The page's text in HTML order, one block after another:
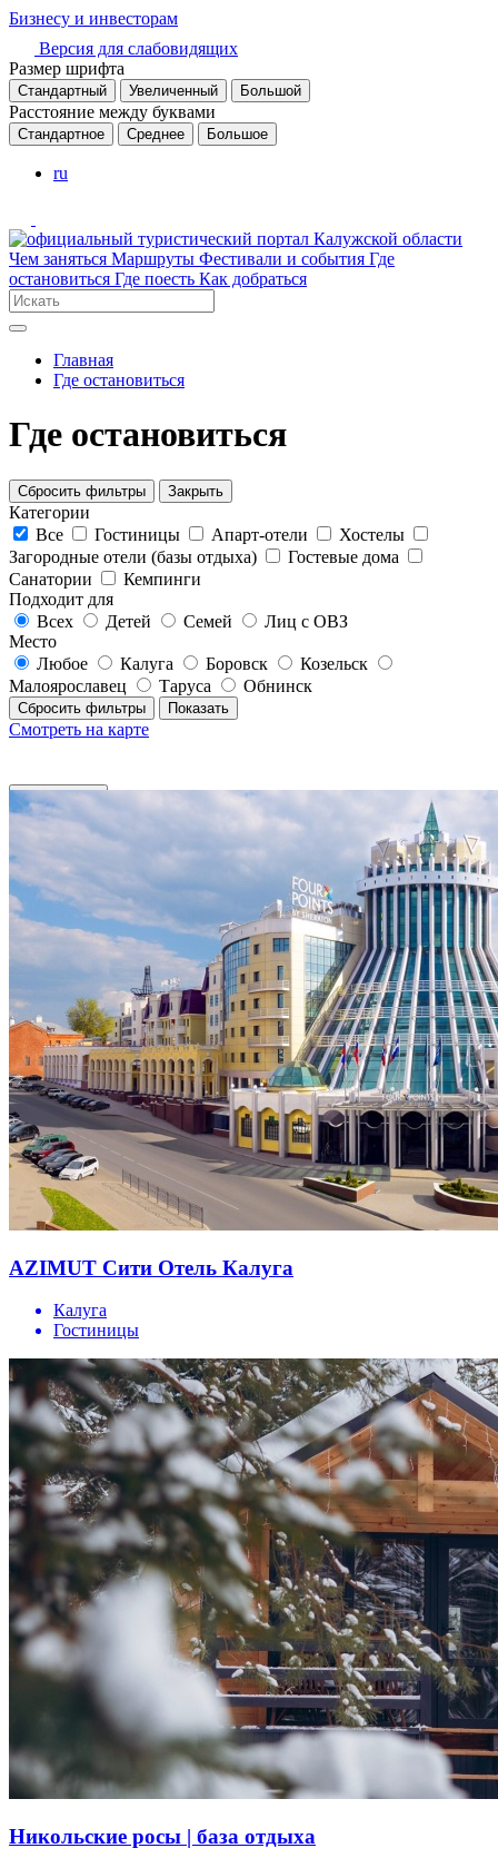
Бизнесу и инвесторам
Версия для слабовидящих
Размер шрифта
Стандартный Увеличенный Большой
Расстояние между буквами
Стандартное Среднее Большое
ru
Чем заняться Маршруты Фестивали и события Где
остановиться Где поесть Как добраться
Главная
Где остановиться
Где остановиться
Сбросить фильтры Закрыть
Категории
Все
Гостиницы Апарт-отели
Хостелы
Загородные отели (базы отдыха)
Гостевые дома
Санатории
Кемпинги
Подходит для
Всех
Детей Семей
Лиц с ОВЗ
Место
Любое
Калуга Боровск
Козельск
Малоярославец
Таруса Обнинск
Сбросить фильтры Показать
Смотреть на карте
Фильтры
AZIMUT Сити Отель Калуга
Калуга
Гостиницы
Никольские росы | база отдыха